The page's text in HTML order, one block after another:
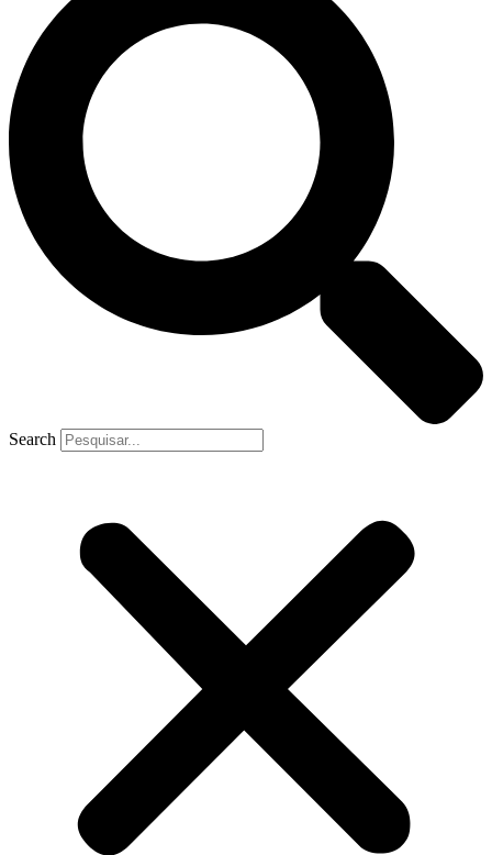
Search